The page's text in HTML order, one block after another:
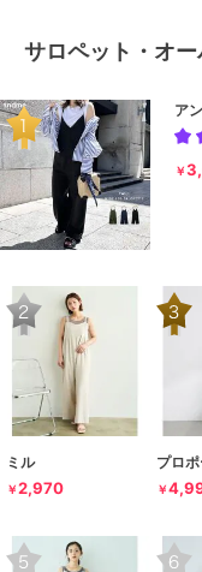
サロペット・オ
ア
￥
ミル
￥2,970 ￥